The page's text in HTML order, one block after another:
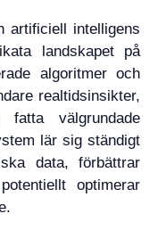
artificiell intelligens
landskapet på
algoritmer och
realtidsinsikter,
välgrundade
lär sig ständigt
data, förbättrar
optimerar